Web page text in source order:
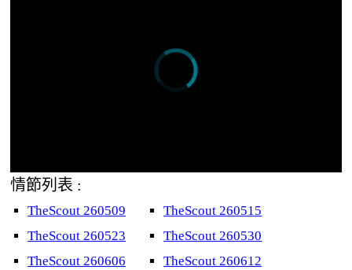
情節列表 :
TheScout 260509
TheScout 260515
TheScout 260523
TheScout 260530
TheScout 260606
TheScout 260612